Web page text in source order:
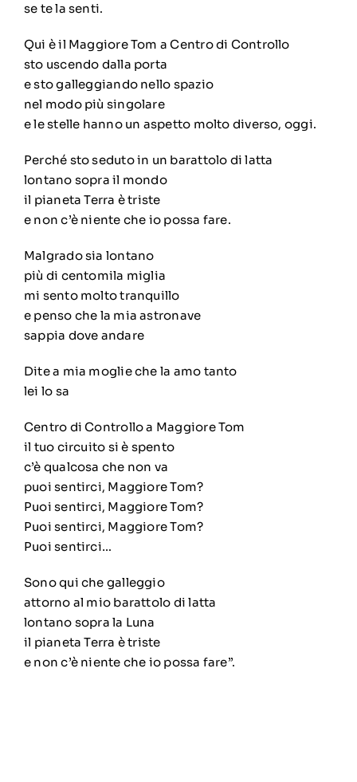
se te la senti.
Qui è il Maggiore Tom a Centro di Controllo
sto uscendo dalla porta
e sto galleggiando nello spazio
nel modo più singolare
e le stelle hanno un aspetto molto diverso, oggi.
Perché sto seduto in un barattolo di latta
lontano sopra il mondo
il pianeta Terra è triste
e non c’è niente che io possa fare.
Malgrado sia lontano
più di centomila miglia
mi sento molto tranquillo
e penso che la mia astronave
sappia dove andare
Dite a mia moglie che la amo tanto
lei lo sa
Centro di Controllo a Maggiore Tom
il tuo circuito si è spento
c’è qualcosa che non va
puoi sentirci, Maggiore Tom?
Puoi sentirci, Maggiore Tom?
Puoi sentirci, Maggiore Tom?
Puoi sentirci…
Sono qui che galleggio
attorno al mio barattolo di latta
lontano sopra la Luna
il pianeta Terra è triste
e non c’è niente che io possa fare”.